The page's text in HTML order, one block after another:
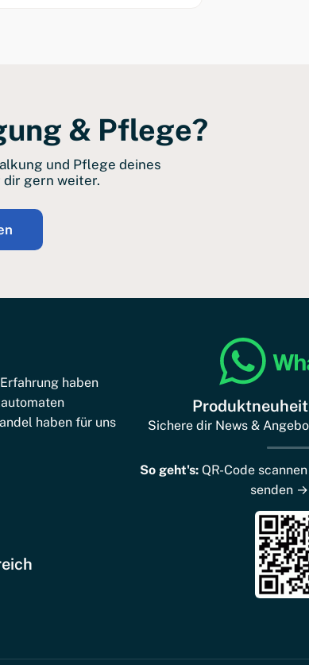
& Pflege?
und Pflege deines
gern weiter.
haben
haben für uns
Sichere dir News &
So geht's:QR-Code
senden